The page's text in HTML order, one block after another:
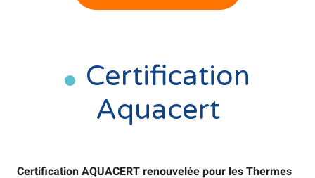
Certification
Aquacert
Certification AQUACERT renouvelée pour les Thermes